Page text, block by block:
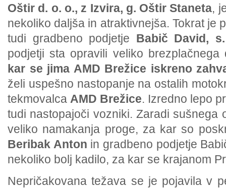
Oštir d. o. o., z Izvira, g. Oštir Staneta,
nekoliko daljša in atraktivnejša. Tokrat je
tudi gradbeno podjetje Babič David,
podjetji sta opravili veliko
kar se jima AMD Brežice iskreno
želi uspešno nastopanje na ostalih
tekmovalca AMD Brežice. Izredno lepo
tudi nastopajoči vozniki. Zaradi sušnega
veliko namakanja proge, za kar so
Beribak Anton in gradbeno podjetje
nekoliko bolj kadilo, za kar se krajanom
Nepričakovana težava se je pojavila v